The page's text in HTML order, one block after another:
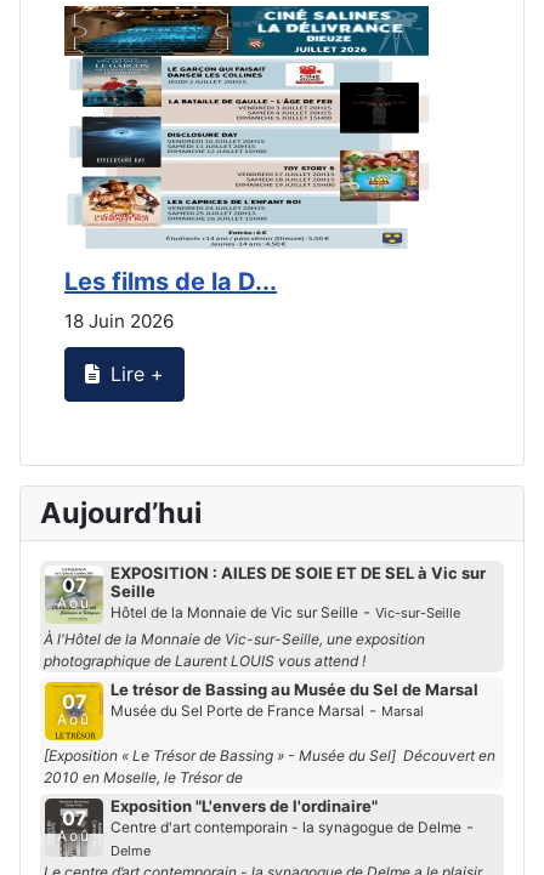
Les films de la D...
18 Juin 2026
Lire +
Aujourd’hui
07
Aoû
EXPOSITION : AILES DE SOIE ET DE SEL à Vic sur
Seille
Hôtel de la Monnaie de Vic sur Seille - Vic-sur-Seille
À l'Hôtel de la Monnaie de Vic-sur-Seille, une exposition
photographique de Laurent LOUIS vous attend !
07
Aoû
Le trésor de Bassing au Musée du Sel de Marsal
Musée du Sel Porte de France Marsal - Marsal
[Exposition « Le Trésor de Bassing » - Musée du Sel] Découvert en
2010 en Moselle, le Trésor de
07
Aoû
Exposition "L'envers de l'ordinaire"
Centre d'art contemporain - la synagogue de Delme -
Delme